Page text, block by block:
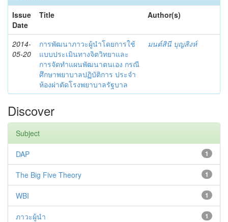
Issue
Date
Title Author(s)
2014-
05-20
การพัฒนาภาวะผู้นำโดยการใช้
แบบประเมินทางจิตวิทยาและ
การจัดทำแผนพัฒนาตนเอง กรณี
ศึกษาพยาบาลปฏิบัติการ ประจำ
ห้องผ่าตัดโรงพยาบาลรัฐบาล
มนต์สินี บุญสิงห์
Discover
Subject
1
DAP
1
The Big Five Theory
1
WBI
1
ภาวะผู้นำ